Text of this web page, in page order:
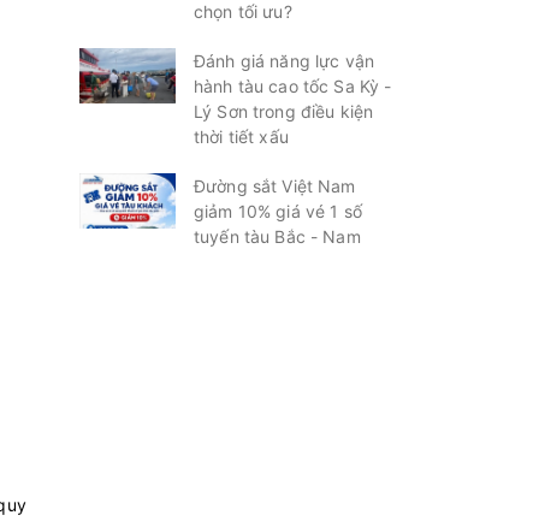
chọn tối ưu?
Đánh giá năng lực vận
hành tàu cao tốc Sa Kỳ -
Lý Sơn trong điều kiện
thời tiết xấu
Đường sắt Việt Nam
giảm 10% giá vé 1 số
tuyến tàu Bắc - Nam